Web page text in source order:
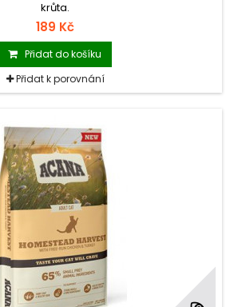
krůta.
189 Kč
Přidat do košíku
Přidat k porovnání